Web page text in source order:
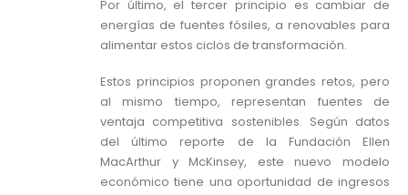
Por último, el tercer principio es cambiar de
energías de fuentes fósiles, a renovables para
alimentar estos ciclos de transformación.
Estos principios proponen grandes retos, pero
al mismo tiempo, representan fuentes de
ventaja competitiva sostenibles. Según datos
del último reporte de la Fundación Ellen
MacArthur y McKinsey, este nuevo modelo
económico tiene una oportunidad de ingresos